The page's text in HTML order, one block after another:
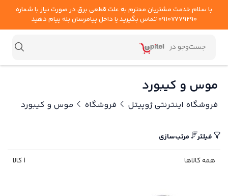
با سلام خدمت مشتریان محترم به علت قطعی برق در صورت نیاز با شماره
09107779290 تماس بگیرید یا داخل پیامرسان بله پیام دهید
موس و کیبورد
فروشگاه اینترنتی ژوپیتل فروشگاه موس و کیبورد
فیلتر مرتب‌سازی
همه کالاها 1 کالا